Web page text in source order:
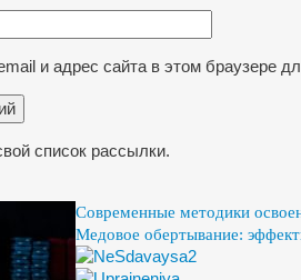
и адрес сайта в этом браузере
список рассылки.
Современные методики
Медовое обертывание: